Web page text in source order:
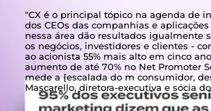
"CX é o principal tópico na agenda de
dos CEOs das companhias e
nessa área dão resultados igualmente
os negócios, investidores e clientes -
ao acionista 55% mais alto em cinco
aumento de até 70% no Net Promoter
mede a {escalada do m consumidor,
Mascarello, diretora-executiva e sócia do